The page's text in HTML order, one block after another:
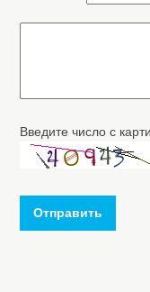
Введите число с
Отправить